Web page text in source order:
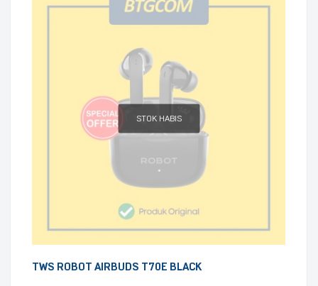
STOK HABIS
TWS ROBOT AIRBUDS T70E BLACK